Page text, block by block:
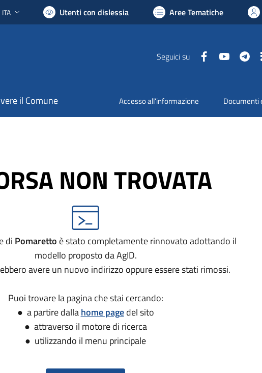
Lingua attiva:
ITA Utenti con dislessia Aree Tematiche
Seguici su FacebookYouTube
il Comune Accesso all'informazione Documenti
NON TROVATA
di Pomaretto è stato completamente rinnovato adottando il
modello proposto da AgID.
avere un nuovo indirizzo oppure essere stati rimossi.
Puoi trovare la pagina che stai cercando:
● a partire dallahome pagedel sito
● attraverso il motore di ricerca
● utilizzando il menu principale